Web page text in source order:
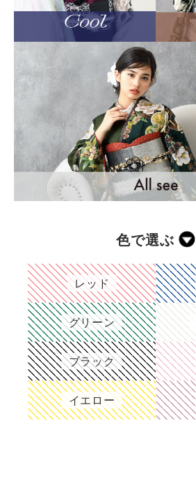
色で選ぶ
レッド
グリーン
ブラック
イエロー